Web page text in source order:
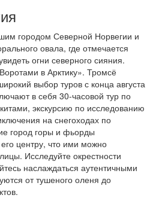
городом Северной Норвегии и
овала, где отмечается
огни северного сияния.
в Арктику». Тромсё
выбор туров с конца августа
в себя 30-часовой тур по
экскурсию по исследованию
на снегоходах по
город горы и фьорды
центру, что ими можно
Исследуйте окрестности
наслаждаться аутентичными
от тушеного оленя до